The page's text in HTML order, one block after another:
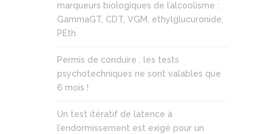
marqueurs biologiques de l’alcoolisme :
GammaGT, CDT, VGM, éthylglucuronide,
PEth
Permis de conduire : les tests
psychotechniques ne sont valables que
6 mois !
Un test itératif de latence à
l’endormissement est exigé pour un